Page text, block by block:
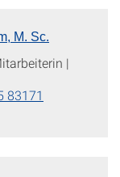
M. Sc.
|
83171